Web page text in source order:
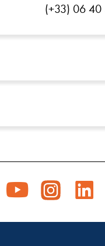
(+33) 06